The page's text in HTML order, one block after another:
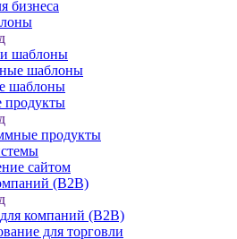
бизнеса
шаблоны
шаблоны
шаблоны
продукты
сайтом
(B2B)
компаний (B2B)
для торговли